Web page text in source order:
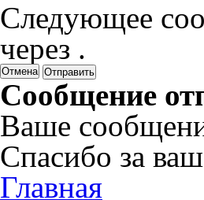
Следующее
через .
Отмена
Сообщение
Ваше
Спасибо за
Главная